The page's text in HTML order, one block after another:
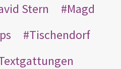
Stern
Magd
Tischendorf